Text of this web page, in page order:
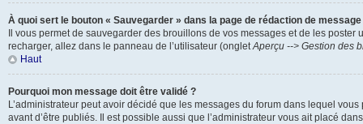
À quoi sert le bouton « Sauvegarder » dans la page de rédaction de message
Il vous permet de sauvegarder des brouillons de vos messages et de les poster
recharger, allez dans le panneau de l’utilisateur (ongletAperçu --> Gestion des
Haut
Pourquoi mon message doit être validé ?
L’administrateur peut avoir décidé que les messages du forum dans lequel vous
avant d’être publiés. Il est possible aussi que l’administrateur vous ait placé